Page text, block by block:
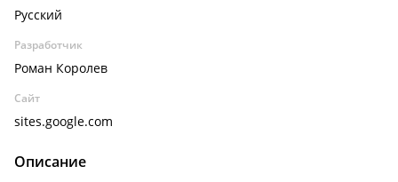
Русский
Разработчик
Роман Королев
Сайт
sites.google.com
Описание